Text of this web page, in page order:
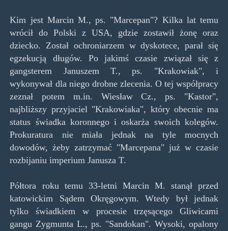
Kim jest Marcin M., ps. "Marcepan"? Kilka lat temu
wrócił do Polski z USA, gdzie zostawił żonę oraz
dziecko. Został ochroniarzem w dyskotece, parał się
egzekucją długów. Po jakimś czasie związał się z
gangsterem Januszem T., ps. "Krakowiak", i
wykonywał dla niego drobne zlecenia. O tej współpracy
zeznał potem m.in. Wiesław Cz., ps. "Kastor",
najbliższy przyjaciel "Krakowiaka", który obecnie ma
status świadka koronnego i oskarża swoich kolegów.
Prokuratura nie miała jednak na tyle mocnych
dowodów, żeby zatrzymać "Marcepana" już w czasie
rozbijaniu imperium Janusza T.
Półtora roku temu 33-letni Marcin M. stanął przed
katowickim Sądem Okręgowym. Wtedy był jednak
tylko świadkiem w procesie trzęsącego Gliwicami
gangu Zygmunta L., ps. "Sandokan". Wysoki, opalony